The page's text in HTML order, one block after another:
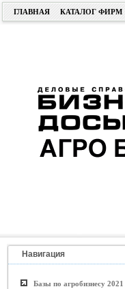
ГЛАВНАЯ КАТАЛОГ ФИРМ
Навигация
Базы по агробизнесу 2021